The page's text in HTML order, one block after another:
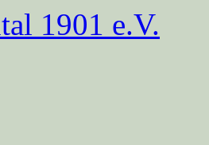
1901 e.V.